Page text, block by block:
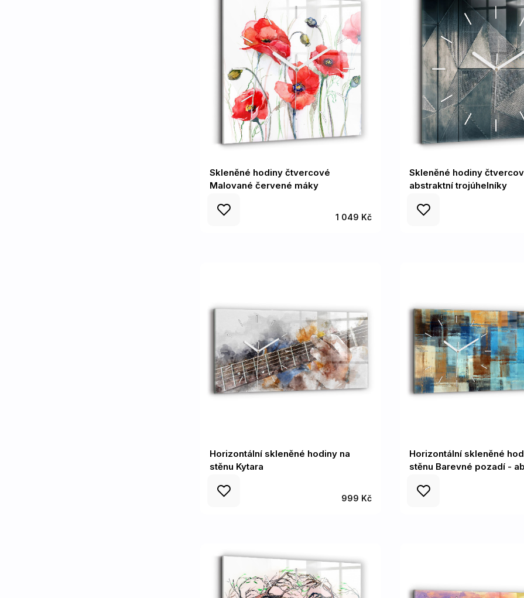
Skleněné hodiny čtvercové
Malované červené máky
1 049 Kč
Skleněné hodiny
abstraktní trojúhelníky
Horizontální skleněné hodiny na
stěnu Kytara
999 Kč
Horizontální skleněné
stěnu Barevné pozadí -